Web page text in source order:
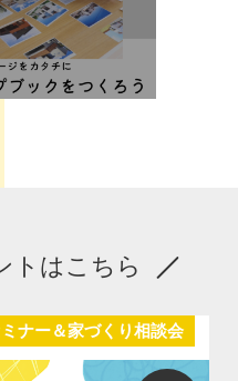
トはこちら
ナー＆家づくり相談会